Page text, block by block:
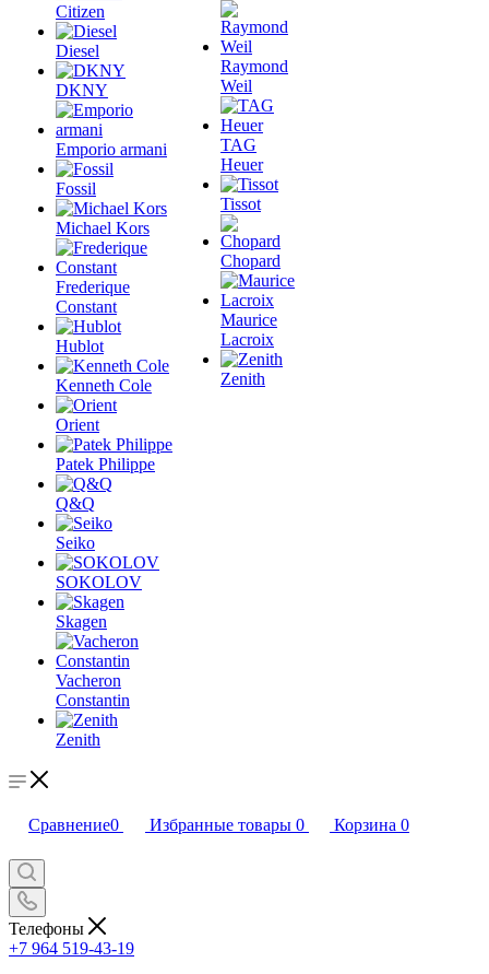
Citizen
Diesel
DKNY
Emporio armani
Fossil
Michael Kors
Frederique
Constant
Hublot
Kenneth Cole
Orient
Patek Philippe
Q&Q
Seiko
SOKOLOV
Skagen
Vacheron
Constantin
Zenith
Raymond
Weil
TAG
Heuer
Tissot
Chopard
Maurice
Lacroix
Zenith
Сравнение0 Избранные товары 0 Корзина 0
Телефоны
+7 964 519-43-19